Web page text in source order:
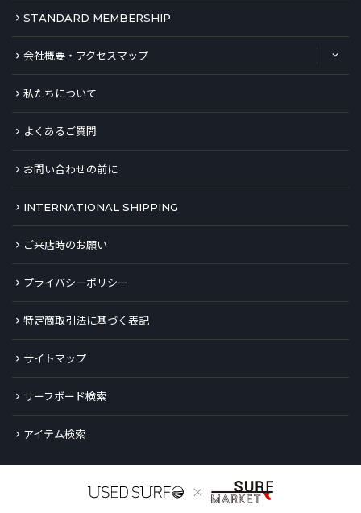
STANDARD MEMBERSHIP
会社概要・アクセスマップ
私たちについて
よくあるご質問
お問い合わせの前に
INTERNATIONAL SHIPPING
ご来店時のお願い
プライバシーポリシー
特定商取引法に基づく表記
サイトマップ
サーフボード検索
アイテム検索